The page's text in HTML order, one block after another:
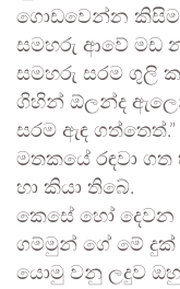
ගොඩවෙන්න කිසිම
සමහරු ආවේ මඩ
සමහරු සරම ගුලි
ගිහින් ඕලන්ද
සරම ඇඳ
මතකයේ රඳවා ගත
හා කියා තිබේ.
කෙසේ හෝ දෙවන
ගම්මුන් ගේ මේ
යොමු වනු ලදුව